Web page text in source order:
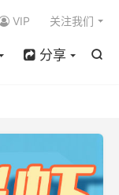

分享
VIP 关注我们